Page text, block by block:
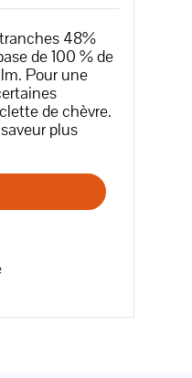
48%
de 100 % de
Pour une
de chèvre.
plus